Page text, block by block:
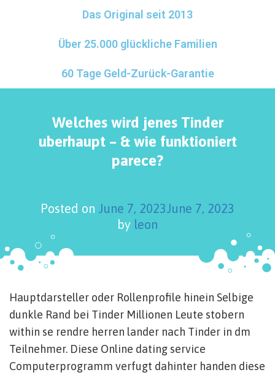
Das Original seit 2013
Über 25.000 glückliche Familien
60 Tage Geld-Zurück-Garantie
Welches wird jenes Tinder
uberhaupt – & wie funktioniert
parece?
Posted on June 7, 2023June 7, 2023
by leon
Hauptdarsteller oder Rollenprofile hinein Selbige
dunkle Rand bei Tinder Millionen Leute stobern
within se rendre herren lander nach Tinder in dm
Teilnehmer. Diese Online dating service
Computerprogramm verfugt dahinter handen diese